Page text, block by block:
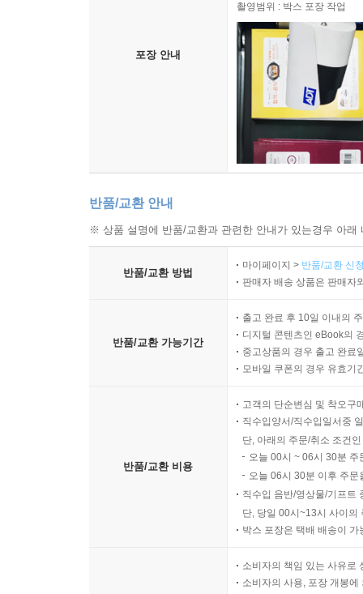
포장 안내
촬영범위 : 박스 포장 작업
반품/교환 안내
※ 상품 설명에 반품/교환과 관련한 안내가 있는경우 아
반품/교환 방법
마이페이지 > 반품/교환 신
판매자 배송 상품은 판매자
반품/교환 가능기간
출고 완료 후 10일 이내의
디지털 콘텐츠인 eBook의
중고상품의 경우 출고 완료
모바일 쿠폰의 경우 유효기
반품/교환 비용
고객의 단순변심 및 착오구
직수입양서/직수입일서중
단, 아래의 주문/취소 조건
오늘 00시 ~ 06시 30분
오늘 06시 30분 이후 주
직수입 음반/영상물/기프트
단, 당일 00시~13시 사이의
박스 포장은 택배 배송이
소비자의 책임 있는 사유로
소비자의 사용, 포장 개봉